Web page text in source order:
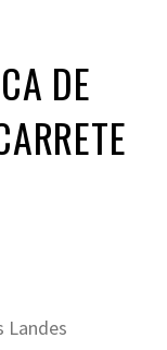
DE